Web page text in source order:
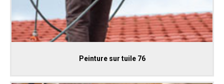
Peinture sur tuile 76